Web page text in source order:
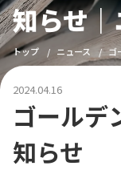
知らせ
トップ ニュース ゴ
2024.04.16
ゴールデ
知らせ